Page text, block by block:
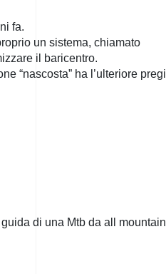
fa.
un sistema, chiamato
il baricentro.
“nascosta” ha l’ulteriore
di una Mtb da all mountain